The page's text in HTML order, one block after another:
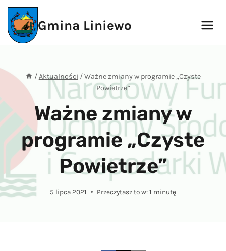
Przejdź
treści
Gmina Liniewo
/Aktualności /Ważne zmiany w programie „Czyste
Powietrze”
Ważne zmiany w
programie „Czyste
Powietrze”
5 lipca 2021 Przeczytasz to w: 1 minutę